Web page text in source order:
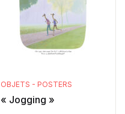
OBJETS - POSTERS
« Jogging »